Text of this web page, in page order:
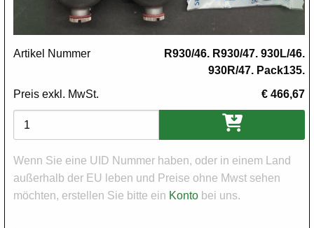
Artikel Nummer
R930/46. R930/47. 930L/46.
930R/47. Pack135.
Preis exkl. MwSt.
€ 466,67
Varianten
Wenn Sie eine UID Nummer haben, oder in einem Land
außerhalb der EU leben und Preise ohne Mwst sehen
möchten, erstellen Sie bitte ein Konto bei uns.